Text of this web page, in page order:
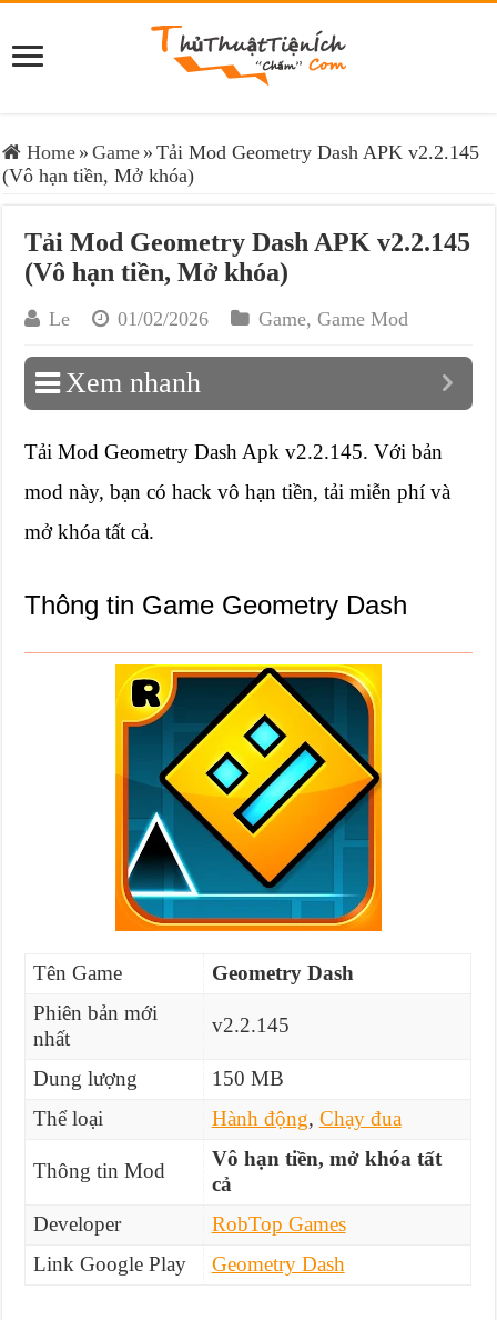
Home » Game » Tải Mod Geometry Dash APK v2.2.145
(Vô hạn tiền, Mở khóa)
Tải Mod Geometry Dash APK v2.2.145
(Vô hạn tiền, Mở khóa)
Le 01/02/2026 Game,Game Mod
Xem nhanh
Tải Mod Geometry Dash Apk v2.2.145. Với bản
mod này, bạn có hack vô hạn tiền, tải miễn phí và
mở khóa tất cả.
Thông tin Game Geometry Dash
Tên Game
Geometry Dash
Phiên bản mới
nhất
v2.2.145
Dung lượng
150 MB
Thể loại
Hành động, Chạy đua
Thông tin Mod
Vô hạn tiền, mở khóa tất
cả
Developer
RobTop Games
Link Google Play
Geometry Dash